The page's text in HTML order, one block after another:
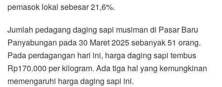
pemasok lokal sebesar 21,6%.
Jumlah pedagang daging sapi musiman di Pasar Baru
Panyabungan pada 30 Maret 2025 sebanyak 51 orang.
Pada perdagangan hari ini, harga daging sapi tembus
Rp170.000 per kilogram. Ada tiga hal yang kemungkinan
memengaruhi harga daging sapi ini.